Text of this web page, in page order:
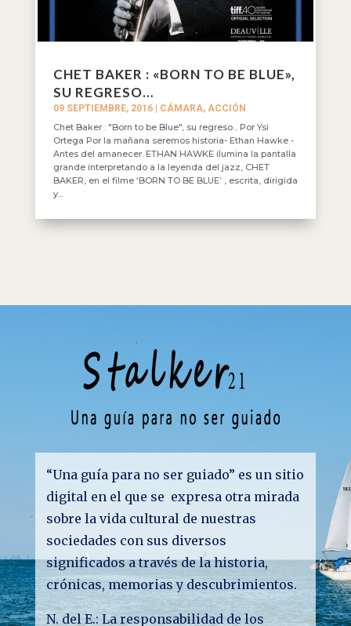
CHET BAKER : «BORN TO BE BLUE»,
SU REGRESO…
09 SEPTIEMBRE, 2016| CÁMARA, ACCIÓN
Chet Baker : "Born to be Blue", su regreso... Por Ysi
Ortega Por la mañana seremos historia- Ethan Hawke -
Antes del amanecer. ETHAN HAWKE ilumina la pantalla
grande interpretando a la leyenda del jazz, CHET
BAKER, en el filme ‘BORN TO BE BLUE’ , escrita, dirigida
y...
“Una guía para no ser guiado” es un sitio
digital en el que se expresa otra mirada
sobre la vida cultural de nuestras
sociedades con sus diversos
significados a través de la historia,
crónicas, memorias y descubrimientos.
N. del E.: La responsabilidad de los